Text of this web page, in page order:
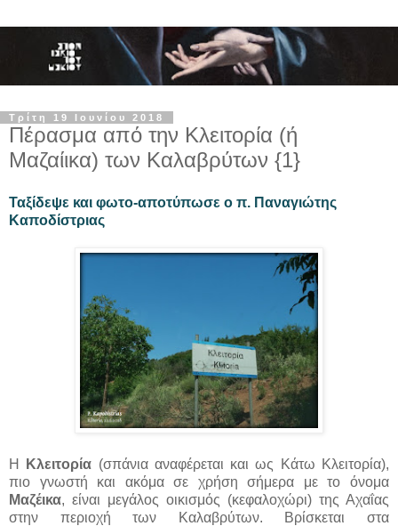
Τρίτη 19 Ιουνίου 2018
Πέρασμα από την Κλειτορία (ή
Μαζαίικα) των Καλαβρύτων {1}
Ταξίδεψε και φωτο-αποτύπωσε ο π. Παναγιώτης
Καποδίστριας
Η Κλειτορία (σπάνια αναφέρεται και ως Κάτω Κλειτορία),
πιο γνωστή και ακόμα σε χρήση σήμερα με το όνομα
Μαζέικα, είναι μεγάλος οικισμός (κεφαλοχώρι) της Αχαΐας
στην περιοχή των Καλαβρύτων. Βρίσκεται στα